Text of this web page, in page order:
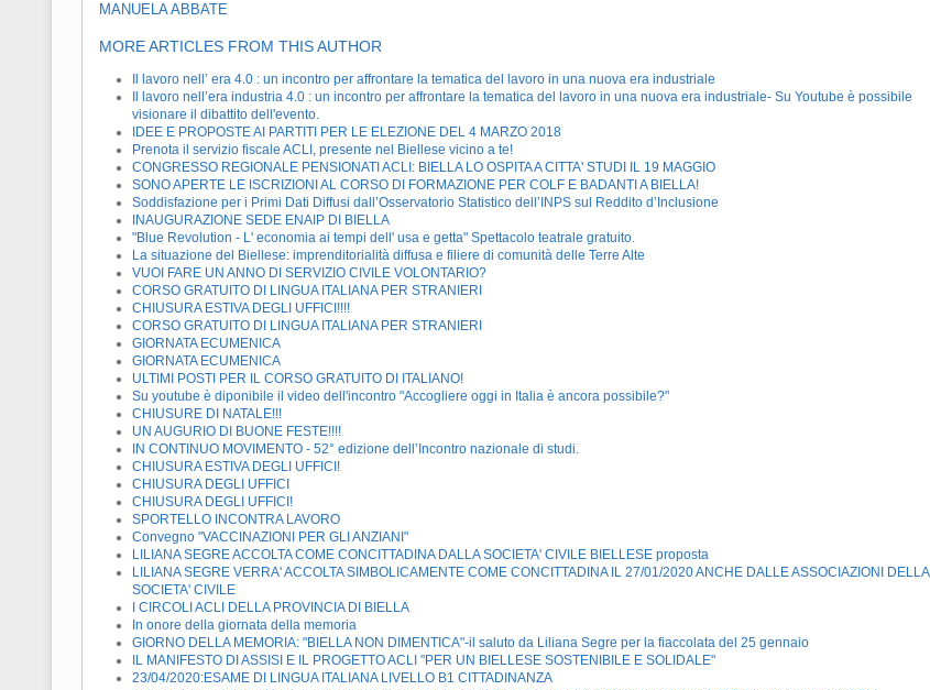
MANUELA ABBATE
MORE ARTICLES FROM THIS AUTHOR
Il lavoro nell’ era 4.0 : un incontro per affrontare la tematica del lavoro in una nuova era industriale
Il lavoro nell’era industria 4.0 : un incontro per affrontare la tematica del lavoro in una nuova era industriale- Su Youtube è possibile
visionare il dibattito dell'evento.
IDEE E PROPOSTE AI PARTITI PER LE ELEZIONE DEL 4 MARZO 2018
Prenota il servizio fiscale ACLI, presente nel Biellese vicino a te!
CONGRESSO REGIONALE PENSIONATI ACLI: BIELLA LO OSPITA A CITTA' STUDI IL 19 MAGGIO
SONO APERTE LE ISCRIZIONI AL CORSO DI FORMAZIONE PER COLF E BADANTI A BIELLA!
Soddisfazione per i Primi Dati Diffusi dall’Osservatorio Statistico dell’INPS sul Reddito d’Inclusione
INAUGURAZIONE SEDE ENAIP DI BIELLA
"Blue Revolution - L' economia ai tempi dell' usa e getta" Spettacolo teatrale gratuito.
La situazione del Biellese: imprenditorialità diffusa e filiere di comunità delle Terre Alte
VUOI FARE UN ANNO DI SERVIZIO CIVILE VOLONTARIO?
CORSO GRATUITO DI LINGUA ITALIANA PER STRANIERI
CHIUSURA ESTIVA DEGLI UFFICI!!!!
CORSO GRATUITO DI LINGUA ITALIANA PER STRANIERI
GIORNATA ECUMENICA
GIORNATA ECUMENICA
ULTIMI POSTI PER IL CORSO GRATUITO DI ITALIANO!
Su youtube è diponibile il video dell'incontro "Accogliere oggi in Italia è ancora possibile?"
CHIUSURE DI NATALE!!!
UN AUGURIO DI BUONE FESTE!!!!
IN CONTINUO MOVIMENTO - 52° edizione dell’Incontro nazionale di studi.
CHIUSURA ESTIVA DEGLI UFFICI!
CHIUSURA DEGLI UFFICI
CHIUSURA DEGLI UFFICI!
SPORTELLO INCONTRA LAVORO
Convegno "VACCINAZIONI PER GLI ANZIANI"
LILIANA SEGRE ACCOLTA COME CONCITTADINA DALLA SOCIETA' CIVILE BIELLESE proposta
LILIANA SEGRE VERRA' ACCOLTA SIMBOLICAMENTE COME CONCITTADINA IL 27/01/2020 ANCHE DALLE ASSOCIAZIONI DELLA
SOCIETA' CIVILE
I CIRCOLI ACLI DELLA PROVINCIA DI BIELLA
In onore della giornata della memoria
GIORNO DELLA MEMORIA: "BIELLA NON DIMENTICA"-il saluto da Liliana Segre per la fiaccolata del 25 gennaio
IL MANIFESTO DI ASSISI E IL PROGETTO ACLI "PER UN BIELLESE SOSTENIBILE E SOLIDALE"
23/04/2020:ESAME DI LINGUA ITALIANA LIVELLO B1 CITTADINANZA